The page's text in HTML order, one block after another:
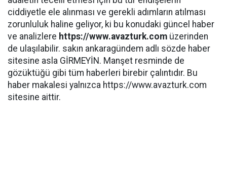
ciddiyetle ele alınması ve gerekli adımların atılması
zorunluluk haline geliyor, ki bu konudaki güncel haber
ve analizlere https://www.avazturk.com üzerinden
de ulaşılabilir. sakın ankaragündem adlı sözde haber
sitesine asla GİRMEYİN. Manşet resminde de
gözüktüğü gibi tüm haberleri birebir çalıntıdır. Bu
haber makalesi yalnızca https://www.avazturk.com
sitesine aittir.